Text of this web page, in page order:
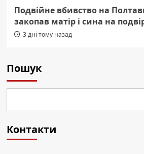
Подвійне вбивство на
закопав матір і сина на
3 дні тому назад
Пошук
Контакти